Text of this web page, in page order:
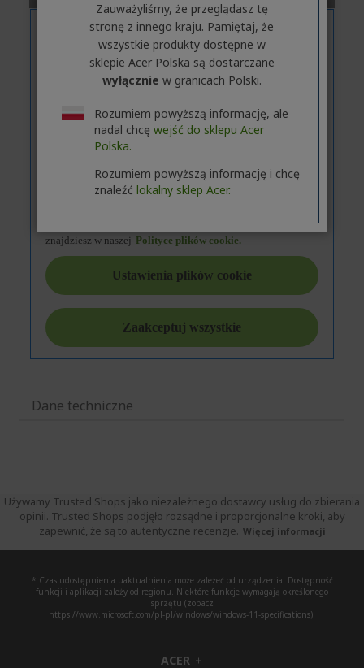
Dane techniczne
Używamy Trusted Shops jako niezależnego dostawcy usług do zbierania
opinii. Trusted Shops podjęło rozsądne i proporcjonalne kroki, aby
zapewnić, że są to autentyczne recenzje. Więcej informacji
* Czas udostępnienia uaktualnienia może zależeć od urządzenia. Dostępność
funkcji i aplikacji zależy od regionu. Niektóre funkcje wymagają określonego
sprzętu (zobacz
https://www.microsoft.com/pl-pl/windows/windows-11-specifications).
ACER h
Zauważyliśmy, że przeglądasz tę
stronę z innego kraju. Pamiętaj, że
wszystkie produkty dostępne w
sklepie Acer Polska są dostarczane
wyłącznie w granicach Polski.
Rozumiem powyższą informację, ale
nadal chcę wejść do sklepu Acer
Polska.
Rozumiem powyższą informację i chcę
znaleźć lokalny sklep Acer.